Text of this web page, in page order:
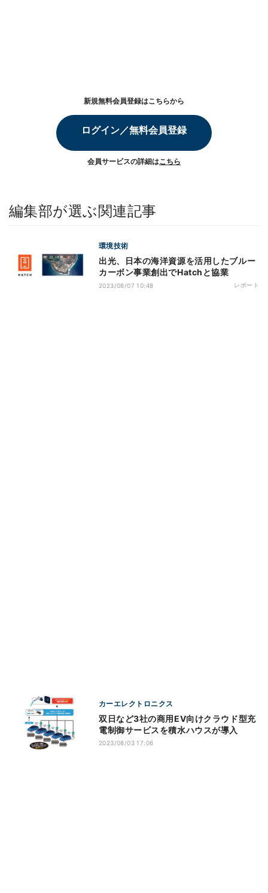
新規無料会員登録はこちらから
ログイン／無料会員登録
会員サービスの詳細はこちら
編集部が選ぶ関連記事
環境技術
出光、日本の海洋資源を活用したブルー
カーボン事業創出でHatchと協業
2023/08/07 10:48 レポート
カーエレクトロニクス
双日など3社の商用EV向けクラウド型充
電制御サービスを積水ハウスが導入
2023/08/03 17:06